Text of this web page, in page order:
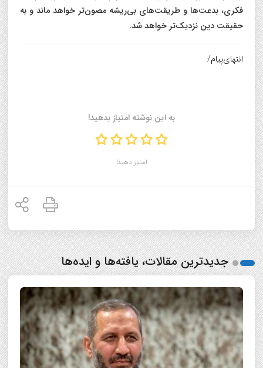
فکری، بدعت‌ها و طریقت‌های بی‌ریشه مصون‌تر خواهد ماند و به
حقیقت دین نزدیک‌تر خواهد شد.
انتهای‌پیام/
به این نوشته امتیاز بدهید!
امتیاز دهید!
جدیدترین مقالات، یافته‌ها و ایده‌ها